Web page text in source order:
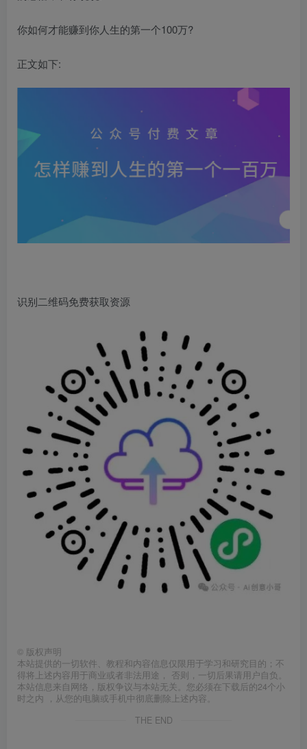
你如何才能赚到你人生的第一个100万?
正文如下:
识别二维码免费获取资源
© 版权声明
本站提供的一切软件、教程和内容信息仅限用于学习和研究目的；不
得将上述内容用于商业或者非法用途， 否则，一切后果请用户自负。
本站信息来自网络，版权争议与本站无关。您必须在下载后的24个小
时之内 ，从您的电脑或手机中彻底删除上述内容。
THE END